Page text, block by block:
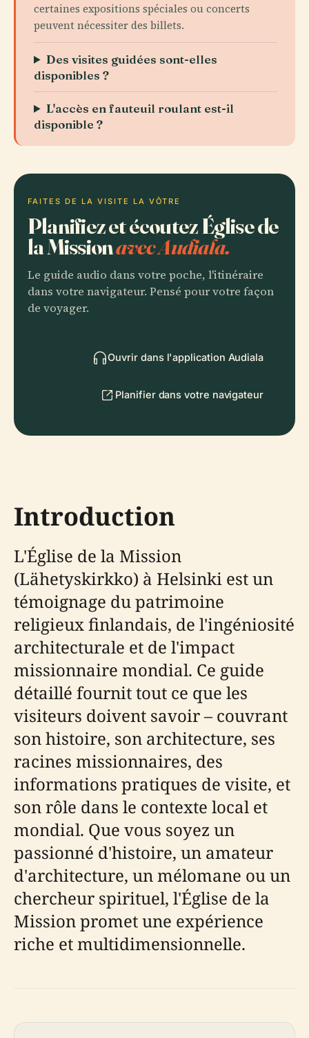
certaines expositions spéciales ou concerts
peuvent nécessiter des billets.
Des visites guidées sont-elles
disponibles ?
L'accès en fauteuil roulant est-il
disponible ?
FAITES DE LA VISITE LA VÔTRE
Planifiez et écoutez Église de
la Missionavec Audiala.
Le guide audio dans votre poche, l'itinéraire
dans votre navigateur. Pensé pour votre façon
de voyager.
Ouvrir dans l'application Audiala
Planifier dans votre navigateur
Introduction
L'Église de la Mission
(Lähetyskirkko) à Helsinki est un
témoignage du patrimoine
religieux finlandais, de l'ingéniosité
architecturale et de l'impact
missionnaire mondial. Ce guide
détaillé fournit tout ce que les
visiteurs doivent savoir – couvrant
son histoire, son architecture, ses
racines missionnaires, des
informations pratiques de visite, et
son rôle dans le contexte local et
mondial. Que vous soyez un
passionné d'histoire, un amateur
d'architecture, un mélomane ou un
chercheur spirituel, l'Église de la
Mission promet une expérience
riche et multidimensionnelle.